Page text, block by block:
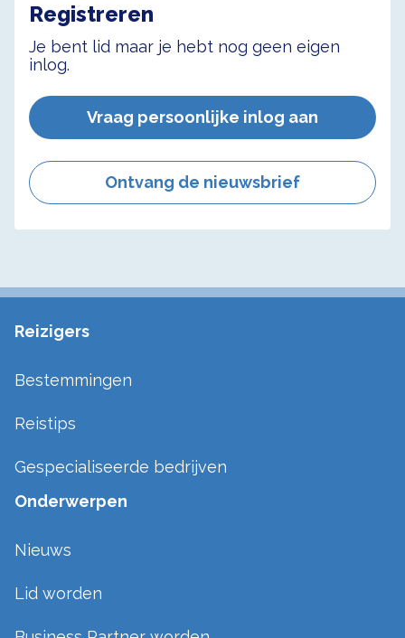
Registreren
Je bent lid maar je hebt nog geen eigen
inlog.
Vraag persoonlijke inlog aan
Ontvang de nieuwsbrief
Reizigers
Bestemmingen
Reistips
Gespecialiseerde bedrijven
Onderwerpen
Nieuws
Lid worden